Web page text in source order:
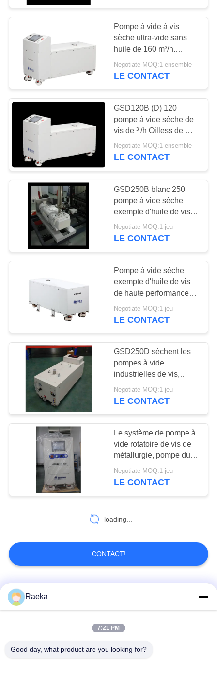
DEMANDEZ
UN DEVIS
BAOSI
COMPRESSOR
PLAN
SITE
POLITIQUE
CONFIDENTIALITÉ
Pompe à vide à vis
sèche ultra-vide sans
huile de 160 m³/h,
puissance moteur de 5,5
kW pour la peinture de
Negotiate MOQ:1 ensemble
LE CONTACT
GSD120B (D) 120
pompe à vide sèche de
vis de ³ /h Oilless de m
pour lithium Ion Battery
Drying
Negotiate MOQ:1 ensemble
LE CONTACT
GSD250B blanc 250
pompe à vide sèche
exempte d'huile de vis
du ³ /h de m pour
l'industrie de
Negotiate MOQ:1 jeu
LE CONTACT
Pompe à vide sèche
exempte d'huile de vis
de haute performance
de GSD160B 160 poids
du ³ /h 273KG de m
Negotiate MOQ:1 jeu
LE CONTACT
GSD250D sèchent les
pompes à vide
industrielles de vis,
dégazant/la pompe à
vide d'Oilless processus
Negotiate MOQ:1 jeu
LE CONTACT
Le système de pompe à
vide rotatoire de vis de
métallurgie, pompe du
support GSD120 le ³ /h
de 600 m sèchent la
Negotiate MOQ:1 jeu
LE CONTACT
loading...
CONTACT!
Catégories populaires
Pompe à vide de
Raeka
7:21 PM
Good day, what product are you looking for?